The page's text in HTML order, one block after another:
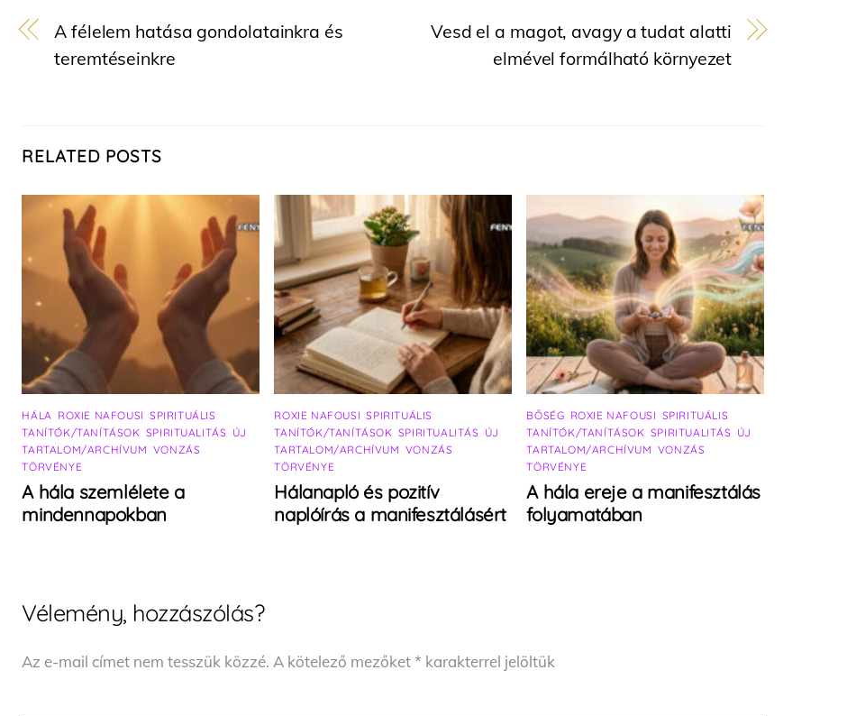
A félelem hatása gondolatainkra és
teremtéseinkre
Vesd el a magot, avagy a tudat alatti
elmével formálható környezet
RELATED POSTS
HÁLA ROXIE NAFOUSI SPIRITUÁLIS
TANÍTÓK/TANÍTÁSOK SPIRITUALITÁS ÚJ
TARTALOM/ARCHÍVUM VONZÁS
TÖRVÉNYE
A hála szemlélete a
mindennapokban
ROXIE NAFOUSI ,SPIRITUÁLIS
TANÍTÓK/TANÍTÁSOK SPIRITUALITÁS ÚJ
TARTALOM/ARCHÍVUM VONZÁS
TÖRVÉNYE
Hálanapló és pozitív
naplóírás a manifesztálásért
BŐSÉG ROXIE NAFOUSI SPIRITUÁLIS
TANÍTÓK/TANÍTÁSOK SPIRITUALITÁS ÚJ
TARTALOM/ARCHÍVUM VONZÁS
TÖRVÉNYE
A hála ereje a manifesztálás
folyamatában
Vélemény, hozzászólás?
Az e-mail címet nem tesszük közzé. A kötelező mezőket* karakterrel jelöltük